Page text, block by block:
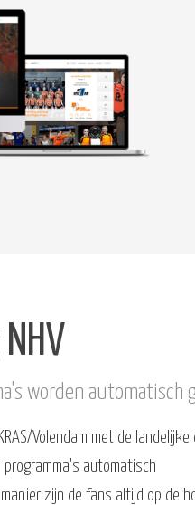
worden automatisch
Volendam met de
automatisch
zijn de fans altijd op de